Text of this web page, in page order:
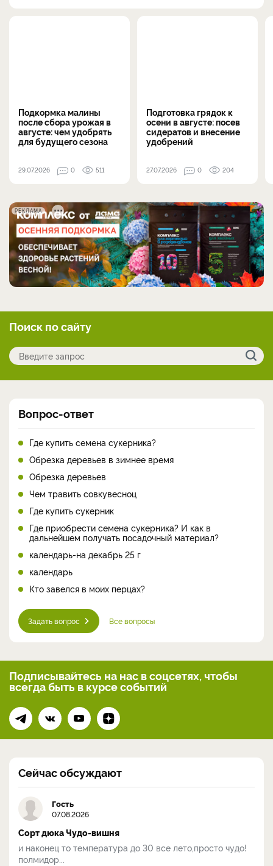
Подкормка малины
после сбора урожая в
августе: чем удобрять
для будущего сезона
29.07.2026 0 511
Подготовка грядок к
осени в августе: посев
сидератов и внесение
удобрений
27.07.2026 0 204
РЕКЛАМА
Поиск по сайту
Вопрос-ответ
Где купить семена сукерника?
Обрезка деревьев в зимнее время
Обрезка деревьев
Чем травить совкувесноц
Где купить сукерник
Где приобрести семена сукерника? И как в
дальнейшем получать посадочный материал?
календарь-на декабрь 25 г
календарь
Кто завелся в моих перцах?
Задать вопрос Все вопросы
Подписывайтесь на нас в соцсетях, чтобы
всегдабыть в курсе событий
Сейчас обсуждают
Гость
07.08.2026
Сорт дюка Чудо-вишня
и наконец то температура до 30 все лето,просто чудо!
полмидор...